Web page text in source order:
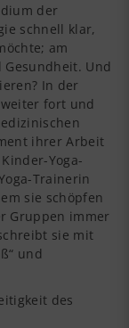
der
schnell klar,
am
Und
In der
fort und
ihrer Arbeit
Yoga-
Trainerin
sie schöpfen
Gruppen immer
sie mit
und
des